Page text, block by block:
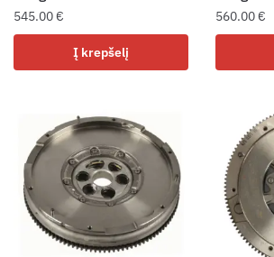
545.00€
Į krepšelį
560.00€